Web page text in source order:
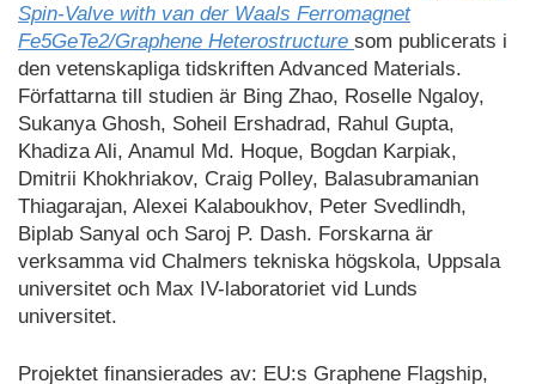
Spin-Valve with van der Waals Ferromagnet
Fe5GeTe2/Graphene Heterostructure som publicerats i
den vetenskapliga tidskriften Advanced Materials.
Författarna till studien är Bing Zhao, Roselle Ngaloy,
Sukanya Ghosh, Soheil Ershadrad, Rahul Gupta,
Khadiza Ali, Anamul Md. Hoque, Bogdan Karpiak,
Dmitrii Khokhriakov, Craig Polley, Balasubramanian
Thiagarajan, Alexei Kalaboukhov, Peter Svedlindh,
Biplab Sanyal och Saroj P. Dash. Forskarna är
verksamma vid Chalmers tekniska högskola, Uppsala
universitet och Max IV-laboratoriet vid Lunds
universitet.
Projektet finansierades av: EU:s Graphene Flagship,